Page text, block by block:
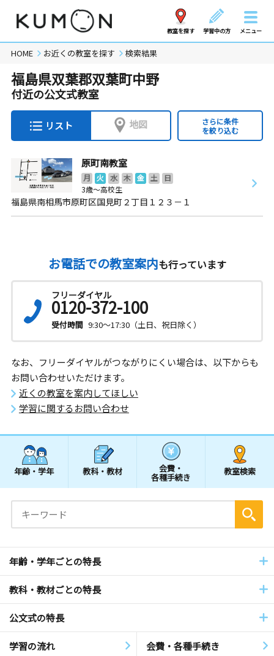
教室を探す 学習中の方 メニュー
HOME お近くの教室を探す 検索結果
福島県双葉郡双葉町中野
付近の公文式教室
リスト 地図
さらに条件
を絞り込む
原町南教室
月 火 水 木 金 土
日
3歳～高校生
福島県南相馬市原町区国見町２丁目１２３－１
お電話での教室案内も行っています
フリーダイヤル
0120-372-100
受付時間 9:30～17:30（土日、祝日除く）
なお、フリーダイヤルがつながりにくい場合は、以下からも
お問い合わせいただけます。
近くの教室を案内してほしい
学習に関するお問い合わせ
年齢・学年 教科・教材 会費・
各種手続き
教室検索
年齢・学年ごとの特長
教科・教材ごとの特長
公文式の特長
学習の流れ 会費・各種手続き